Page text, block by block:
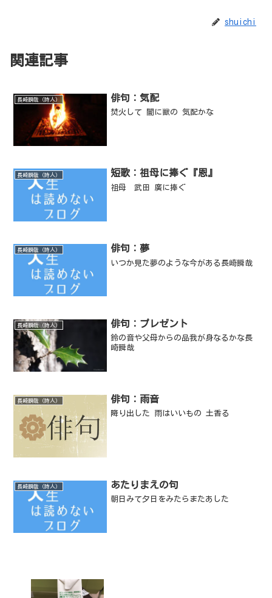
shuichi
関連記事
長崎瞬哉（詩人） 俳句：気配
焚火して 闇に獣の 気配かな
長崎瞬哉（詩人） 短歌：祖母に捧ぐ『恩』
祖母 武田 廣に捧ぐ
長崎瞬哉（詩人） 俳句：夢
いつか見た夢のような今がある長崎瞬哉
長崎瞬哉（詩人） 俳句：プレゼント
鈴の音や父母からの品我が身なるかな長
崎瞬哉
長崎瞬哉（詩人） 俳句：雨音
降り出した 雨はいいもの 土香る
長崎瞬哉（詩人） あたりまえの句
朝日みて夕日をみたらまたあした